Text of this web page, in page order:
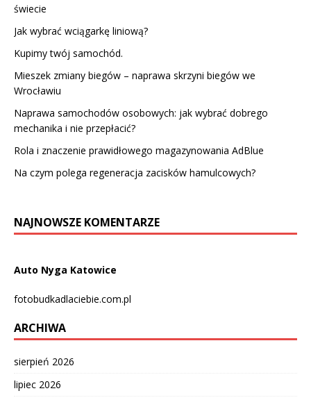
świecie
Jak wybrać wciągarkę liniową?
Kupimy twój samochód.
Mieszek zmiany biegów – naprawa skrzyni biegów we
Wrocławiu
Naprawa samochodów osobowych: jak wybrać dobrego
mechanika i nie przepłacić?
Rola i znaczenie prawidłowego magazynowania AdBlue
Na czym polega regeneracja zacisków hamulcowych?
NAJNOWSZE KOMENTARZE
Auto Nyga Katowice
fotobudkadlaciebie.com.pl
ARCHIWA
sierpień 2026
lipiec 2026